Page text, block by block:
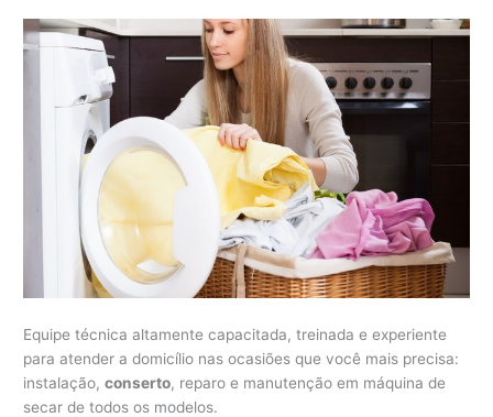
Equipe técnica altamente capacitada, treinada e experiente
para atender a domicílio nas ocasiões que você mais precisa:
instalação,conserto, reparo e manutenção em máquina de
secar de todos os modelos.